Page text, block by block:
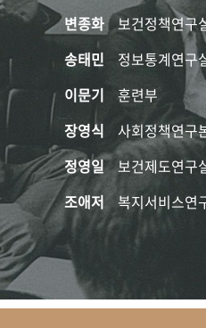
변종화 보건정책연구
송태민 정보통계연구
이문기 훈련부
장영식 사회정책연구
정영일 보건제도연구
조애저 복지서비스연